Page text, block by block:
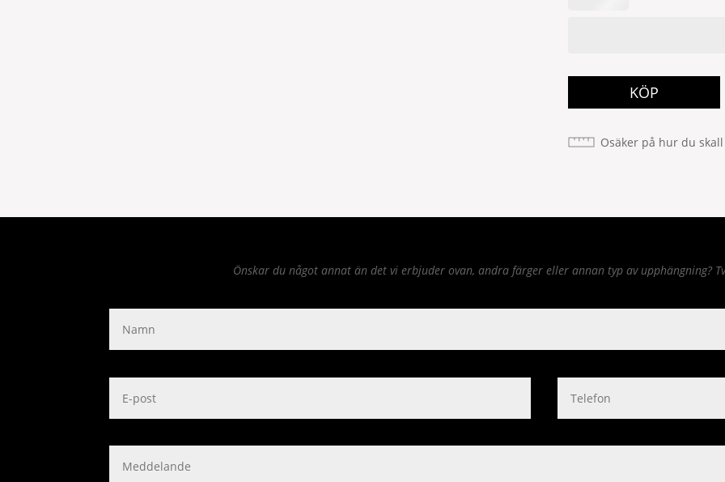
KÖP
Osäker på hur du
Önskar du något annat än det vi erbjuder ovan, andra färger eller annan typ av upphängning?